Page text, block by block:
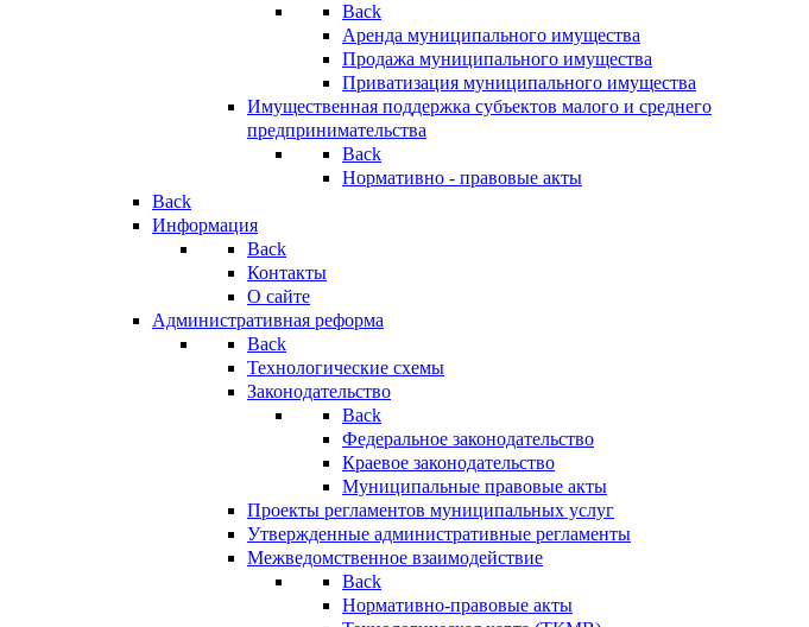
Back
Аренда муниципального имущества
Продажа муниципального имущества
Приватизация муниципального имущества
Имущественная поддержка субъектов малого и среднего
предпринимательства
Back
Нормативно - правовые акты
Back
Информация
Back
Контакты
О сайте
Административная реформа
Back
Технологические схемы
Законодательство
Back
Федеральное законодательство
Краевое законодательство
Муниципальные правовые акты
Проекты регламентов муниципальных услуг
Утвержденные административные регламенты
Межведомственное взаимодействие
Back
Нормативно-правовые акты